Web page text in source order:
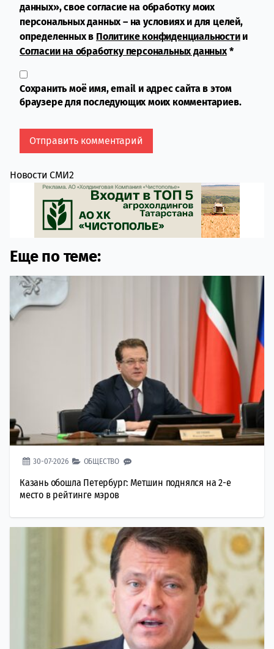
данных», свое согласие на обработку моих
персональных данных – на условиях и для целей,
определенных в Политике конфиденциальностии
Согласии на обработку персональных данных*
Сохранить моё имя, email и адрес сайта в этом
браузере для последующих моих комментариев.
Новости СМИ2
Еще по теме:
30-07-2026 ОБЩЕСТВО
Казань обошла Петербург: Метшин поднялся на 2-е
место в рейтинге мэров